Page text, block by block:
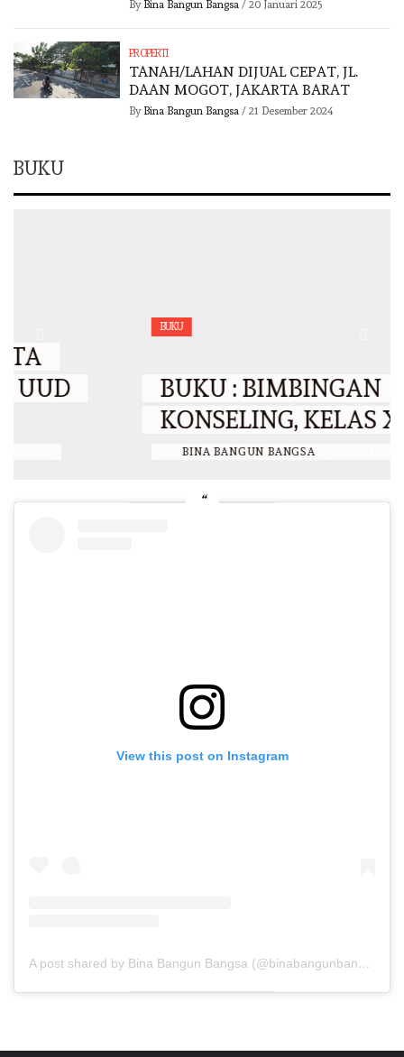
By Bina Bangun Bangsa/ 20 Januari 2025
PROPERTI
TANAH/LAHAN DIJUAL CEPAT, JL.
DAAN MOGOT, JAKARTA BARAT
By Bina Bangun Bangsa/ 21 Desember 2024
BUKU
BUKU : BIMBINGAN
KONSELING, KELAS XII
BINA BANGUN BANGSA / 12 JULI 2023
View this post on Instagram
A post shared by Bina Bangun Bangsa (@binabangunbangsa)